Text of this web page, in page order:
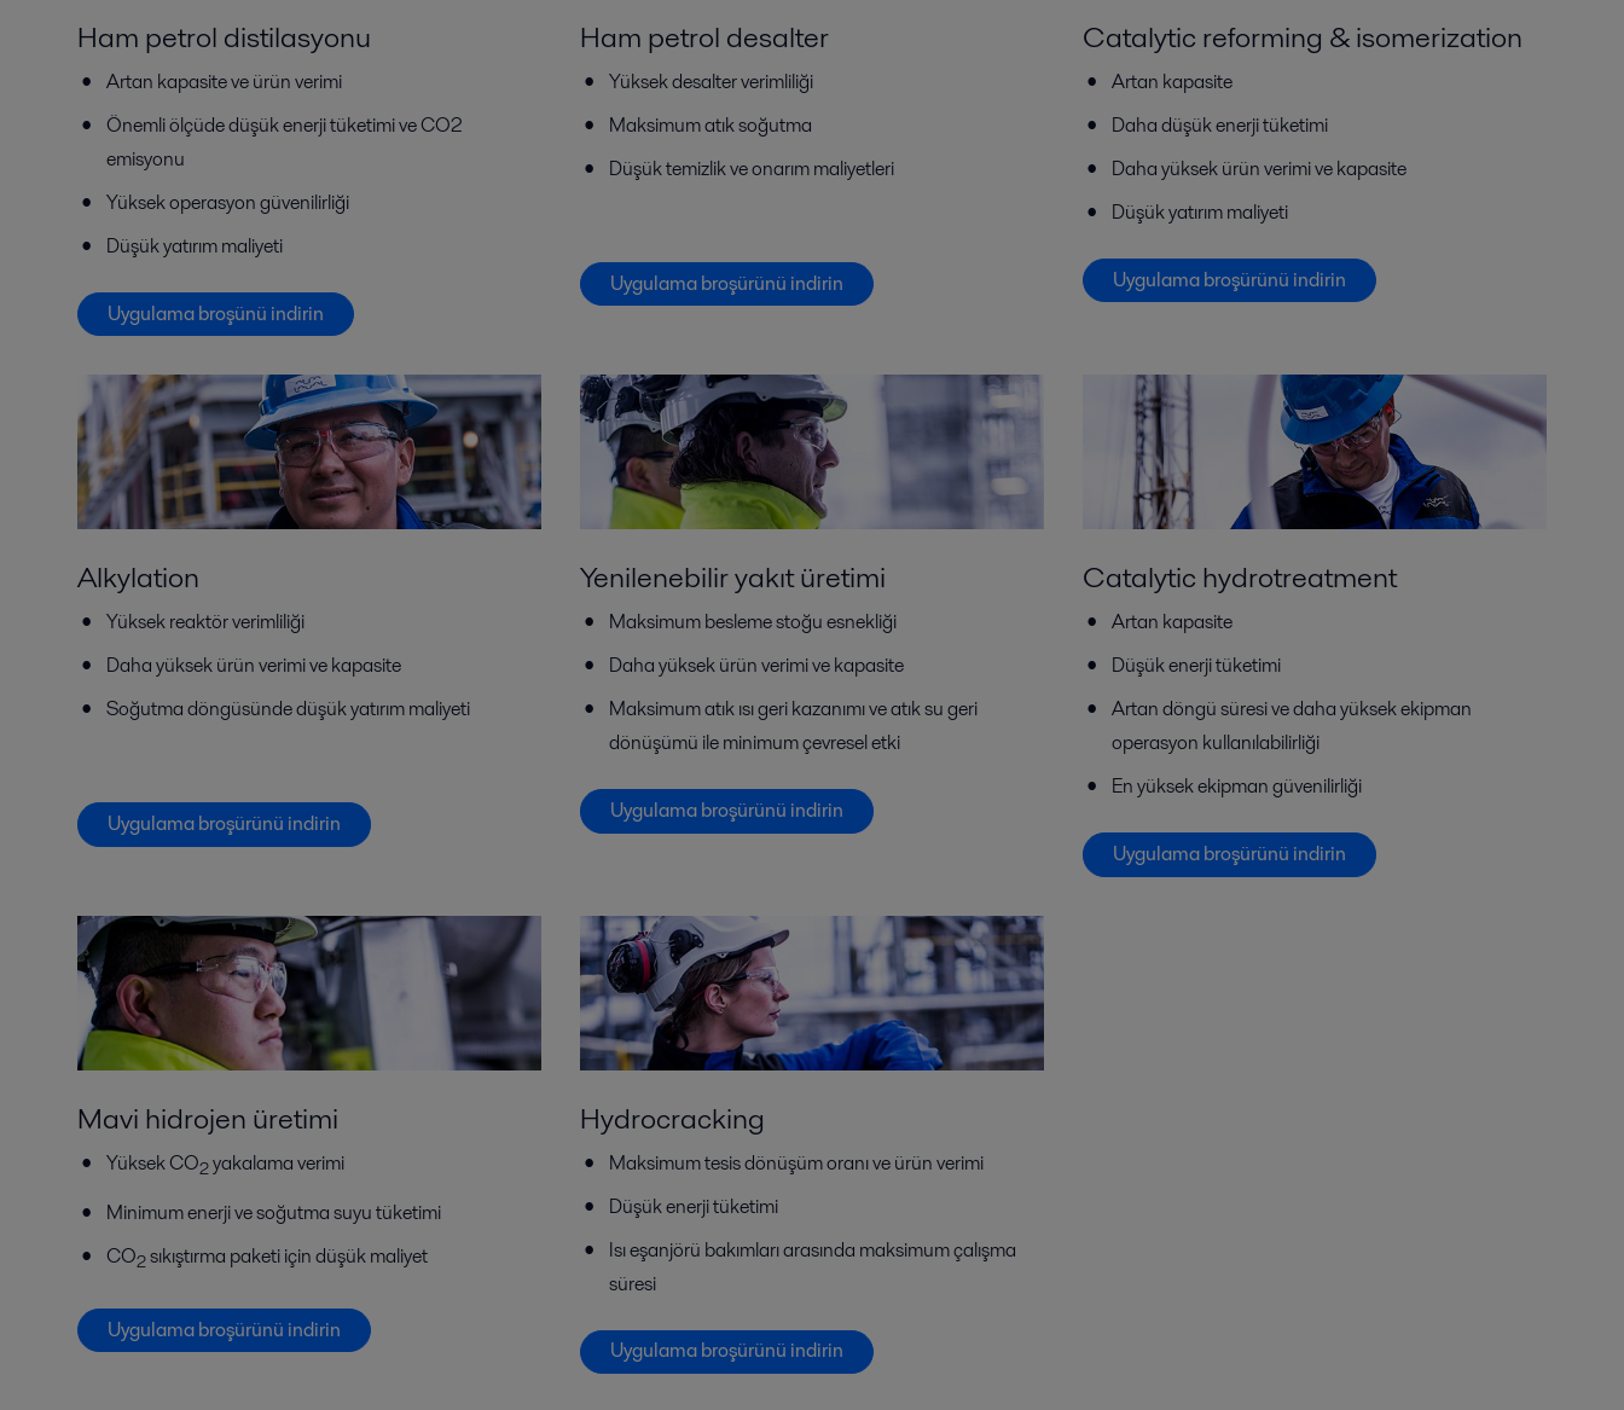
Ham petrol distilasyonu
Artan kapasite ve ürün verimi
Önemli ölçüde düşük enerji tüketimi ve CO2
emisyonu
Yüksek operasyon güvenilirliği
Düşük yatırım maliyeti
Uygulama broşünü indirin
Ham petrol desalter
Yüksek desalter verimliliği
Maksimum atık soğutma
Düşük temizlik ve onarım maliyetleri
Uygulama broşürünü indirin
Catalytic reforming & isomerization
Artan kapasite
Daha düşük enerji tüketimi
Daha yüksek ürün verimi ve kapasite
Düşük yatırım maliyeti
Uygulama broşürünü indirin
Alkylation
Yüksek reaktör verimliliği
Daha yüksek ürün verimi ve kapasite
Soğutma döngüsünde düşük yatırım maliyeti
Uygulama broşürünü indirin
Yenilenebilir yakıt üretimi
Maksimum besleme stoğu esnekliği
Daha yüksek ürün verimi ve kapasite
Maksimum atık ısı geri kazanımı ve atık su geri
dönüşümü ile minimum çevresel etki
Uygulama broşürünü indirin
Catalytic hydrotreatment
Artan kapasite
Düşük enerji tüketimi
Artan döngü süresi ve daha yüksek ekipman
operasyon kullanılabilirliği
En yüksek ekipman güvenilirliği
Uygulama broşürünü indirin
Mavi hidrojen üretimi
Yüksek CO2yakalama verimi
Minimum enerji ve soğutma suyu tüketimi
CO2sıkıştırma paketi için düşük maliyet
Uygulama broşürünü indirin
Hydrocracking
Maksimum tesis dönüşüm oranı ve ürün verimi
Düşük enerji tüketimi
Isı eşanjörü bakımları arasında maksimum çalışma
süresi
Uygulama broşürünü indirin